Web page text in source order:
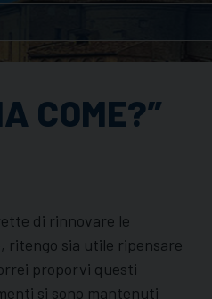
COME?”
di rinnovare le
ritengo sia utile ripensare
proporvi questi
si sono mantenuti